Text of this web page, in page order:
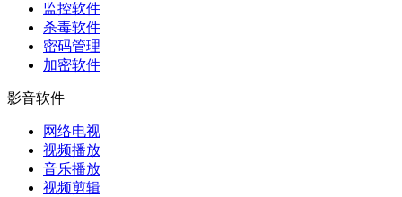
监控软件
杀毒软件
密码管理
加密软件
影音软件
网络电视
视频播放
音乐播放
视频剪辑